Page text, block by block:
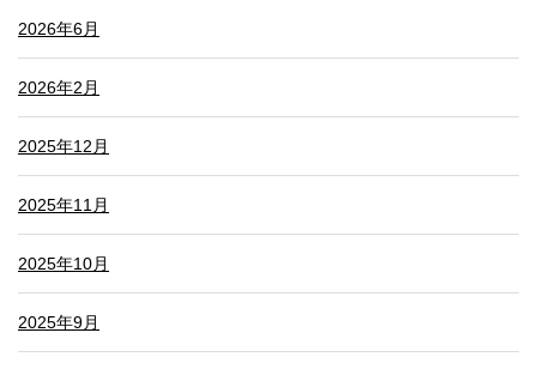
2026年6月
2026年2月
2025年12月
2025年11月
2025年10月
2025年9月